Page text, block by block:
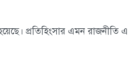
প্রতিহিংসার এমন রাজনীতি এ